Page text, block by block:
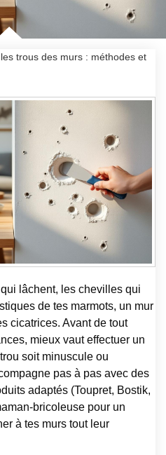
trous des murs : méthodes et
lâchent, les chevilles qui
de tes marmots, un mur
cicatrices. Avant de tout
mieux vaut effectuer un
soit minuscule ou
pas à pas avec des
adaptés (Toupret, Bostik,
bricoleuse pour un
à tes murs tout leur